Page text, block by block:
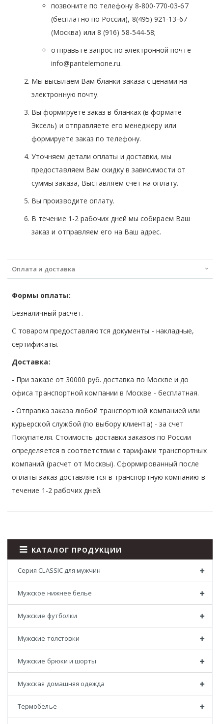
позвоните по телефону 8-800-770-03-67
(бесплатно по России), 8(495) 921-13-67
(Москва) или 8 (916) 58-544-58;
отправьте запрос по электронной почте
info@pantelemone.ru.
Мы высылаем Вам бланки заказа с ценами на
электронную почту.
Вы формируете заказ в бланках (в формате
Эксель) и отправляете его менеджеру или
формируете заказ по телефону.
Уточняем детали оплаты и доставки, мы
предоставляем Вам скидку в зависимости от
суммы заказа, Выставляем счет на оплату.
Вы производите оплату.
В течение 1-2 рабочих дней мы собираем Ваш
заказ и отправляем его на Ваш адрес.
Оплата и доставка
Формы оплаты:
Безналичный расчет.
С товаром предоставляются документы - накладные,
сертификаты.
Доставка:
- При заказе от 30000 руб. доставка по Москве и до
офиса транспортной компании в Москве - бесплатная.
- Отправка заказа любой транспортной компанией или
курьерской службой (по выбору клиента) - за счет
Покупателя. Стоимость доставки заказов по России
определяется в соответствии с тарифами транспортных
компаний (расчет от Москвы). Сформированный после
оплаты заказ доставляется в транспортную компанию в
течение 1-2 рабочих дней.
КАТАЛОГ ПРОДУКЦИИ
Серия CLASSIC для мужчин
Мужское нижнее белье
Мужские футболки
Мужские толстовки
Мужские брюки и шорты
Мужская домашняя одежда
Термобелье